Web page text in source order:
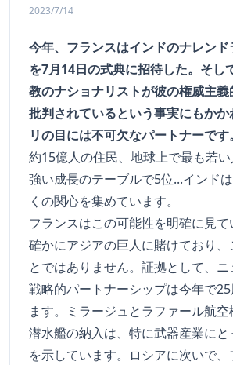
2023/7/14
今年、フランスはインドのナレン
を7月14日の式典に招待した。そし
教のナショナリストが彼の権威主
批判されているという事実にもか
リの目には不可欠なパートナーです。
約15億人の住民、地球上で最も若
強い成長のテーブルで5位...インド
くの関心を集めています。
フランスはこの可能性を明確に見
確かにアジアの巨人に賭けており、
とではありません。証拠として、
戦略的パートナーシップは今年で
ます。ミラージュとラファール航
潜水艦の納入は、特に武器産業にと
を示しています。ロシアに次いで